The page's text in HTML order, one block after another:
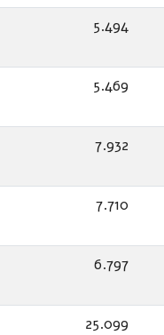
5.494
5.469
7.932
7.710
6.797
25.099